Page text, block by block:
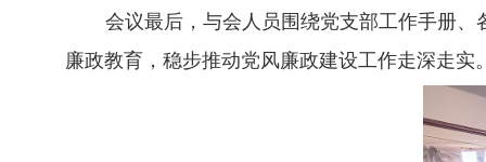
会议最后，与会人员围绕党支部工作手册
廉政教育，稳步推动党风廉政建设工作走深走实